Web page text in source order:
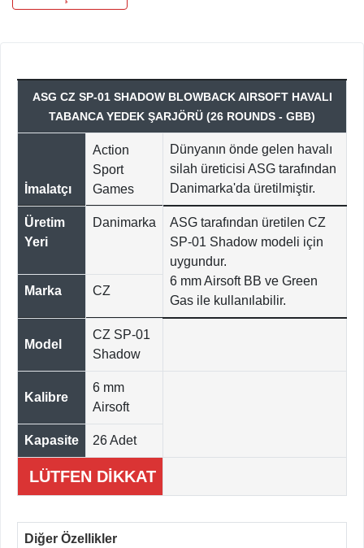
ASG CZ SP-01 SHADOW BLOWBACK AIRSOFT HAVALI
TABANCA YEDEK ŞARJÖRÜ (26 ROUNDS - GBB)
İmalatçı
Action
Sport
Games
Dünyanın önde gelen havalı
silah üreticisi ASG tarafından
Danimarka'da üretilmiştir.
Üretim
Yeri
Danimarka
ASG tarafından üretilen CZ
SP-01 Shadow modeli için
uygundur.
6 mm Airsoft BB ve Green
Gas ile kullanılabilir.
Marka CZ
Model
CZ SP-01
Shadow
Kalibre
6 mm
Airsoft
Kapasite 26 Adet
LÜTFEN DİKKAT
Diğer Özellikler